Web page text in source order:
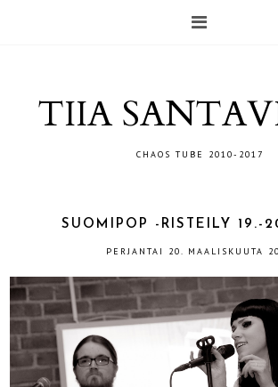
TIIA
CHAOS TUBE 2010-2017
SUOMIPOP -RISTEILY 19.-
PERJANTAI 20. MAALISKUUTA